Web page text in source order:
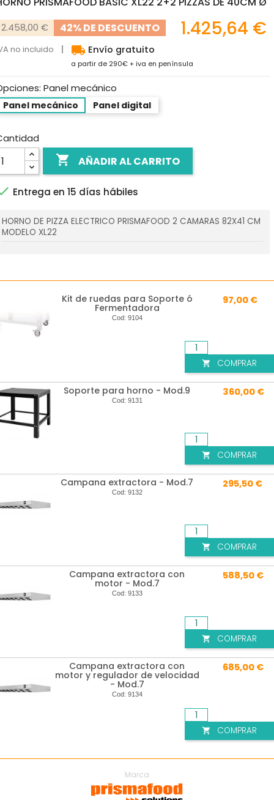
2.458,00 € 42% DE DESCUENTO 1.425,64 €
no incluido local_shipping Envío gratuito
a partir de 290€ + iva en península
Panel mecánico
Panel mecánico Panel digital
 AÑADIR AL CARRITO
Entrega en 15 días hábiles
HORNO DE PIZZA ELECTRICO PRISMAFOOD 2 CAMARAS 82X41 CM
MODELO XL22
Marca
Kit de ruedas para Soporte ó
Fermentadora
Cod: 9104
97,00 €
 COMPRAR
Soporte para horno - Mod.9
Cod: 9131
360,00 €
 COMPRAR
Campana extractora - Mod.7
Cod: 9132
295,50 €
 COMPRAR
Campana extractora con
motor - Mod.7
Cod: 9133
588,50 €
 COMPRAR
Campana extractora con
motor y regulador de velocidad
- Mod.7
Cod: 9134
685,00 €
 COMPRAR